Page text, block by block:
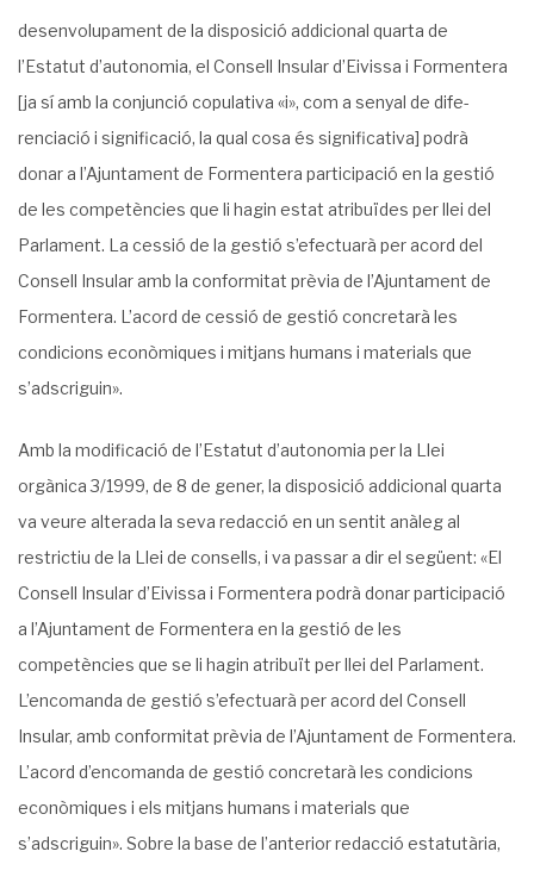
desenvolupament de la disposició addicional quarta de
l’Estatut d’autonomia, el Consell Insular d’Eivissa i Formentera
[ja sí amb la conjunció copulativa «i», com a senyal de dife­
renciació i significació, la qual cosa és significativa] podrà
donar a l’Ajuntament de Formentera participació en la gestió
de les competències que li hagin estat atribuïdes per llei del
Parlament. La cessió de la gestió s’efectuarà per acord del
Consell Insular amb la conformitat prèvia de l’Ajuntament de
Formentera. L’acord de cessió de gestió concretarà les
condicions econòmiques i mitjans humans i materials que
s’adscriguin».
Amb la modificació de l’Estatut d’autonomia per la Llei
orgànica 3/1999, de 8 de gener, la disposició addicional quarta
va veure alterada la seva redacció en un sentit anàleg al
restrictiu de la Llei de consells, i va passar a dir el següent: «El
Consell Insular d’Eivissa i Formentera podrà donar participació
a l’Ajuntament de Formentera en la gestió de les
competències que se li hagin atribuït per llei del Parlament.
L’encomanda de gestió s’efec­tuarà per acord del Consell
Insular, amb conformitat prèvia de l’Ajuntament de Formen­tera.
L’acord d’encomanda de gestió concretarà les condicions
econòmiques i els mitjans humans i materials que
s’adscriguin». Sobre la base de l’anterior redacció estatutària,